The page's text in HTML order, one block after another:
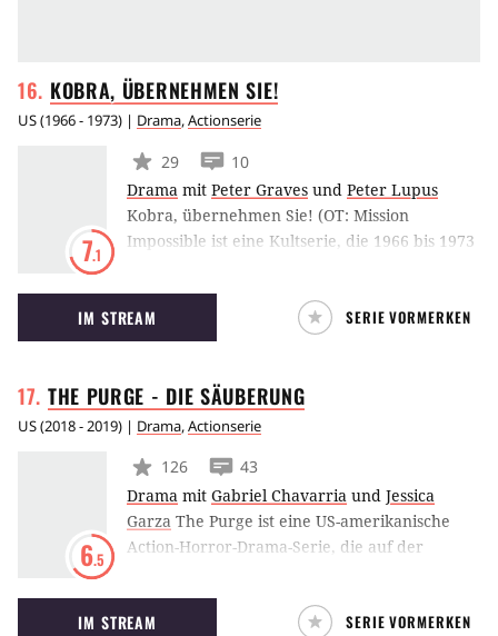
KOBRA, ÜBERNEHMENSIE!
US(1966 - 1973) | Drama,Actionserie
7.1
29
10
Drama mit Peter Graves und Peter Lupus
Kobra, übernehmen Sie! (OT: Mission
Impossible ist eine Kultserie, die 1966 bis 1973
Peter Graves operiert im Auftrag der
Impossible Mission Force (kurz: IMF). Zu
Beginn einer jeden Episode erhält er ein
seinen Auftrag befinden. Nun gilt es diesen
mitsamt seinem erfahrenen sowie
Sicherheit zu erfüllen.
IM STREAM SERIE VORMERKEN
THE PURGE - DIESÄUBERUNG
US(2018 - 2019) | Drama,Actionserie
6.5
126
43
Drama mit Gabriel Chavarria und Jessica
Garza The Purge ist eine US-amerikanische
Action-Horror-Drama-Serie, die auf der
der Geschichte versuchen verschiedene
Bürger die sogenannte Purge-Nacht in den
IM STREAM SERIE VORMERKEN